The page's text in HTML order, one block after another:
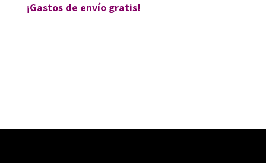
¡Gastos de envío gratis!